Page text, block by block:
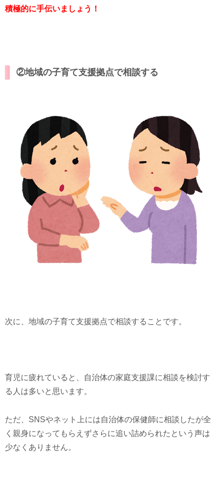
積極的に手伝いましょう！
②地域の子育て支援拠点で相談する
次に、地域の子育て支援拠点で相談することです。
育児に疲れていると、自治体の家庭支援課に相談を検討す
る人は多いと思います。
ただ、SNSやネット上には自治体の保健師に相談したが全
く親身になってもらえずさらに追い詰められたという声は
少なくありません。